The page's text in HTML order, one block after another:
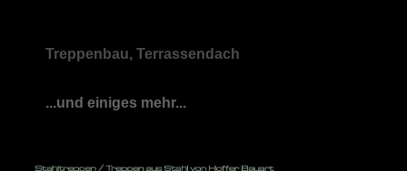
Treppenbau, Terrassendach
...und einiges mehr...